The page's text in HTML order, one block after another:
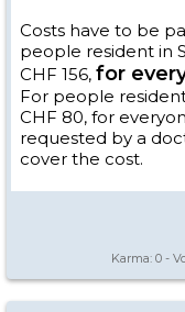
Costs have to be
people resident in
CHF 156, for
For people
CHF 80, for
requested by a
cover the cost.
Karma: 0 -